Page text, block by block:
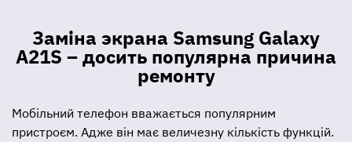
Заміна экрана Samsung Galaxy
A21S – досить популярна причина
ремонту
Мобільний телефон вважається популярним
пристроєм. Адже він має величезну кількість функцій.